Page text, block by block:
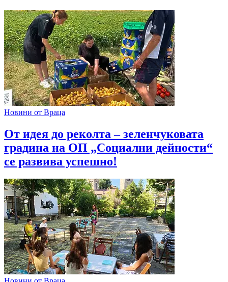
Новини от Враца
От идея до реколта – зеленчуковата
градина на ОП „Социални дейности“
се развива успешно!